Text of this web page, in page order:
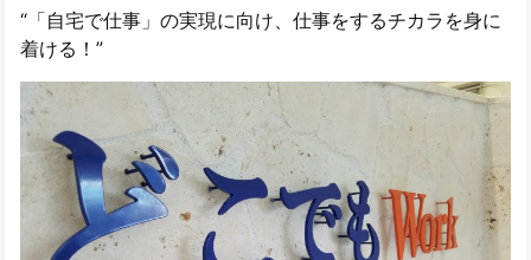
“「自宅で仕事」の実現に向け、仕事をするチカラを身に
着ける！”